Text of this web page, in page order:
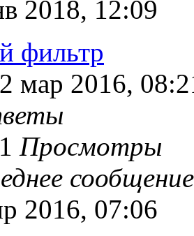
2018, 12:09
фильтр
мар 2016,
Просмотры
2016, 07:06